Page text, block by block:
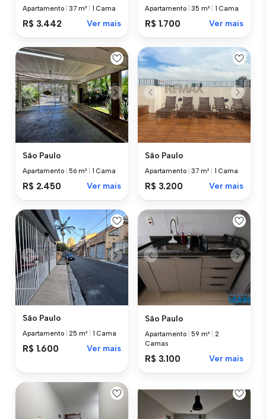
Apartamento |37 m² 1 Cama
R$ 3.442 Ver mais
Apartamento |35 m² 1 Cama
R$ 1.700 Ver mais
São Paulo
Apartamento |56 m² 1 Cama
R$ 2.450 Ver mais
São Paulo
Apartamento |37 m² 1 Cama
R$ 3.200 Ver mais
São Paulo
Apartamento |25 m² 1 Cama
R$ 1.600 Ver mais
São Paulo
Apartamento |59 m²
2
Camas
R$ 3.100 Ver mais